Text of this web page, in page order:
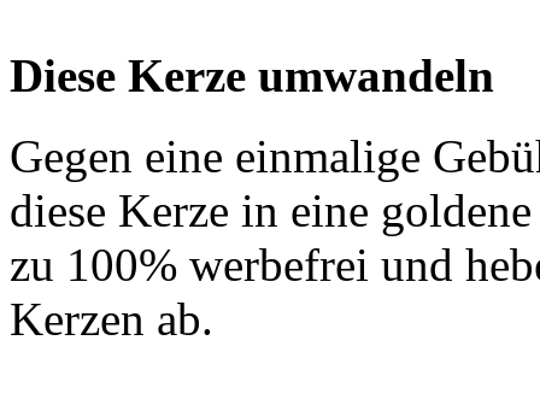
Diese Kerze umwandeln
Gegen eine einmalige
diese Kerze in eine
zu 100% werbefrei und
Kerzen ab.